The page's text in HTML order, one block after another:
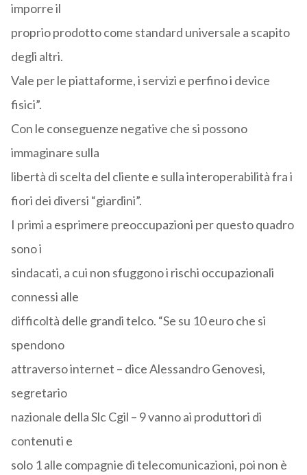
imporre il
proprio prodotto come standard universale a scapito
degli altri.
Vale per le piattaforme, i servizi e perfino i device
fisici”.
Con le conseguenze negative che si possono
immaginare sulla
libertà di scelta del cliente e sulla interoperabilità fra i
fiori dei diversi “giardini”.
I primi a esprimere preoccupazioni per questo quadro
sono i
sindacati, a cui non sfuggono i rischi occupazionali
connessi alle
difficoltà delle grandi telco. “Se su 10 euro che si
spendono
attraverso internet – dice Alessandro Genovesi,
segretario
nazionale della Slc Cgil – 9 vanno ai produttori di
contenuti e
solo 1 alle compagnie di telecomunicazioni, poi non è